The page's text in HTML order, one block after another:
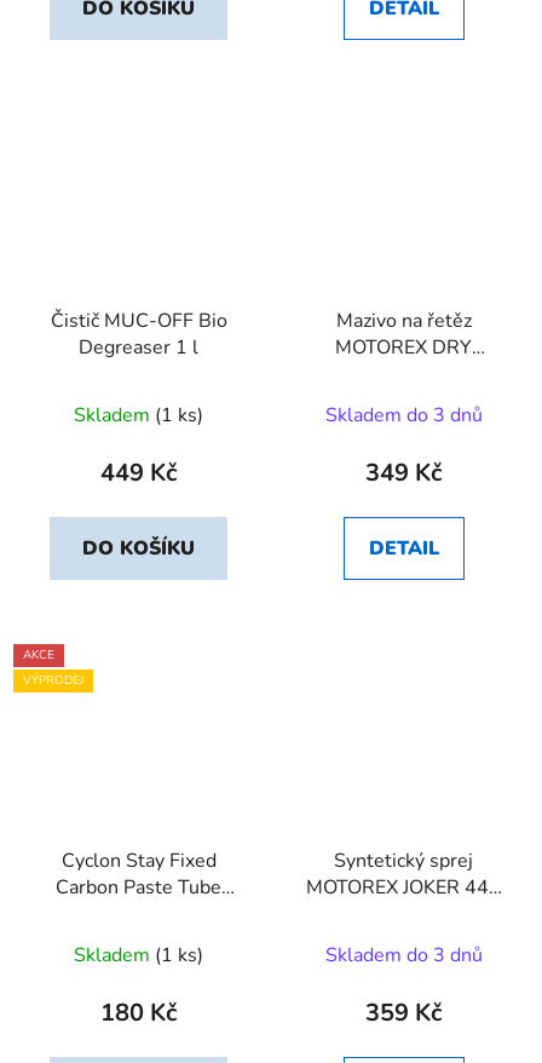
DO KOŠÍKU DETAIL
Čistič MUC-OFF Bio
Degreaser 1 l
Skladem (1 ks)
449 Kč
DO KOŠÍKU
Mazivo na řetěz
MOTOREX DRY
Skladem do 3 dnů
349 Kč
DETAIL
AKCE
VÝPRODEJ
Cyclon Stay Fixed
Carbon Paste Tube
Skladem (1 ks)
180 Kč
Syntetický sprej
MOTOREX JOKER 440
Skladem do 3 dnů
359 Kč